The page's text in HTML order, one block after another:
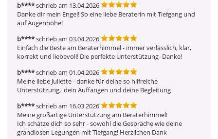
b****schrieb am 13.04.2026
Danke dir mein Engel! So eine liebe Beraterin mit Tiefgang und
auf Augenhöhe!
b****schrieb am 03.04.2026
Einfach die Beste am Beraterhimmel - immer verlässlich, klar,
korrekt und liebevoll! Die perfekte Unterstützung- Danke!
b****schrieb am 01.04.2026
Meine liebe Juliette - danke für deine so hilfreiche
Unterstützung,  dein Auffangen und deine Begleitung
b****schrieb am 16.03.2026
Meine großartige Unterstützung am Beraterhimmel!
Ich schätze dich so sehr - sowohl die Gespräche wie deine
grandiosen Legungen mit Tiefgang! Herzlichen Dank